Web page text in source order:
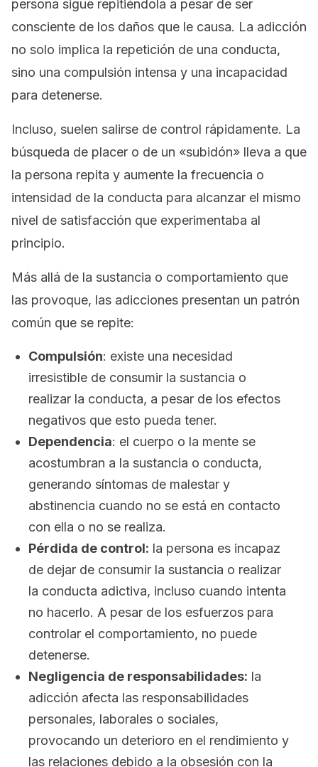
persona sigue repitiéndola a pesar de ser
consciente de los daños que le causa. La adicción
no solo implica la repetición de una conducta,
sino una compulsión intensa y una incapacidad
para detenerse.
Incluso, suelen salirse de control rápidamente. La
búsqueda de placer o de un «subidón» lleva a que
la persona repita y aumente la frecuencia o
intensidad de la conducta para alcanzar el mismo
nivel de satisfacción que experimentaba al
principio.
Más allá de la sustancia o comportamiento que
las provoque, las adicciones presentan un patrón
común que se repite:
Compulsión: existe una necesidad
irresistible de consumir la sustancia o
realizar la conducta, a pesar de los efectos
negativos que esto pueda tener.
Dependencia: el cuerpo o la mente se
acostumbran a la sustancia o conducta,
generando síntomas de malestar y
abstinencia cuando no se está en contacto
con ella o no se realiza.
Pérdida de control: la persona es incapaz
de dejar de consumir la sustancia o realizar
la conducta adictiva, incluso cuando intenta
no hacerlo. A pesar de los esfuerzos para
controlar el comportamiento, no puede
detenerse.
Negligencia de responsabilidades: la
adicción afecta las responsabilidades
personales, laborales o sociales,
provocando un deterioro en el rendimiento y
las relaciones debido a la obsesión con la